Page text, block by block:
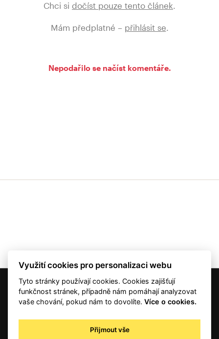
Chci si dočíst pouze tento článek.
Mám předplatné – přihlásit se.
Nepodařilo se načíst komentáře.
© 2001 — 2026 Copyright CMI News a dodavatelé obsahu. |
Autorská práva
Zpracování osobních údajů - registrovaní a předplatitelé
Využití cookies pro personalizaci webu
Tyto stránky používají cookies. Cookies zajišťují
funkčnost stránek, případně nám pomáhají analyzovat
vaše chování, pokud nám to dovolíte.Více o cookies.
Přijmout vše